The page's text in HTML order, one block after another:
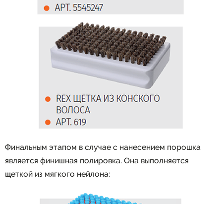
Финальным этапом в случае с нанесением порошка
является финишная полировка. Она выполняется
щеткой из мягкого нейлона: